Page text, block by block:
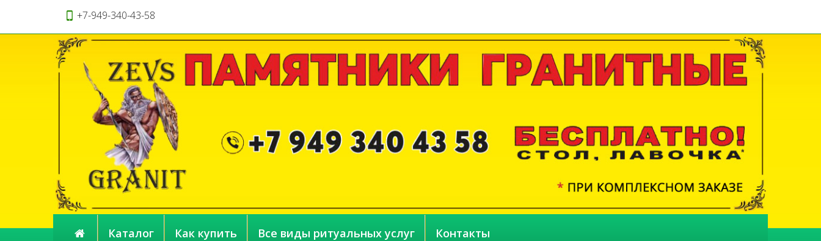
+7-949-340-43-58
Каталог Как купить Все виды ритуальных услуг Контакты